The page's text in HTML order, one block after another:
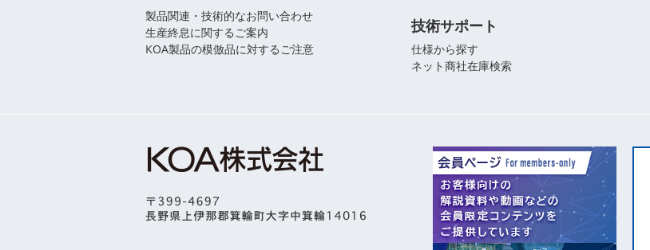
製品関連・技術的なお問い合わせ
生産終息に関するご案内
KOA製品の模倣品に対するご注意
技術サポート
仕様から探す
ネット商社在庫検索